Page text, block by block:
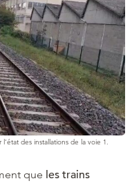
des installations de la voie 1.
que les trains